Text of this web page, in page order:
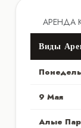
АРЕНДА
Виды
9 Мая
Алые